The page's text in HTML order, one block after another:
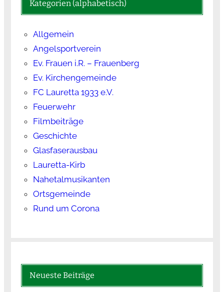
Kategorien (alphabetisch)
Allgemein
Angelsportverein
Ev. Frauen i.R. – Frauenberg
Ev. Kirchengemeinde
FC Lauretta 1933 e.V.
Feuerwehr
Filmbeiträge
Geschichte
Glasfaserausbau
Lauretta-Kirb
Nahetalmusikanten
Ortsgemeinde
Rund um Corona
Neueste Beiträge